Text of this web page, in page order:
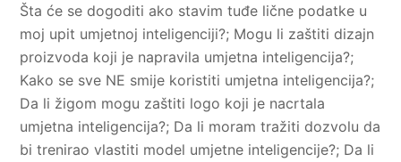
Šta će se dogoditi ako stavim tuđe lične podatke u
moj upit umjetnoj inteligenciji?; Mogu li zaštiti dizajn
proizvoda koji je napravila umjetna inteligencija?;
Kako se sve NE smije koristiti umjetna inteligencija?;
Da li žigom mogu zaštiti logo koji je nacrtala
umjetna inteligencija?; Da li moram tražiti dozvolu da
bi trenirao vlastiti model umjetne inteligencije?; Da li